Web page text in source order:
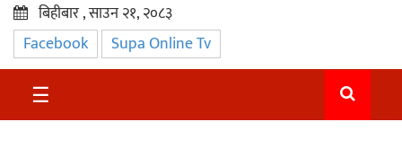
प्रमुख
समाचार
सुदुर
बिहीबार , साउन २१, २०८३
Facebook Supa Online Tv
☰